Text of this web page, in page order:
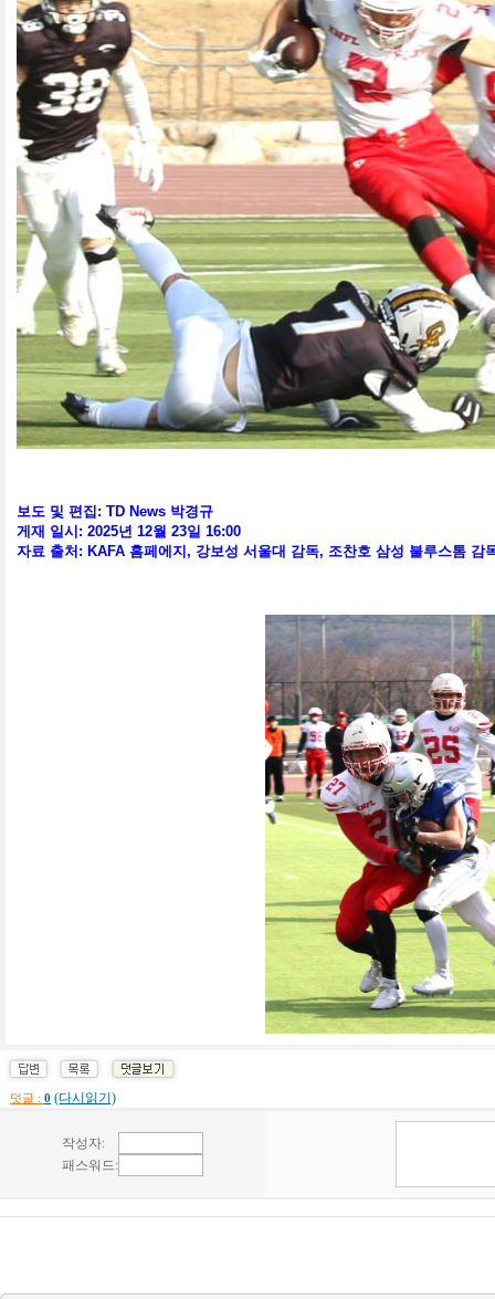
보도 및 편집: TD News 박경규
게재 일시: 2025년 12월 23일 16:00
자료 출처: KAFA 홈페에지, 강보성 서울대 감독, 조찬호 삼성 불루스톰 감
덧글 : 0 (다시읽기)